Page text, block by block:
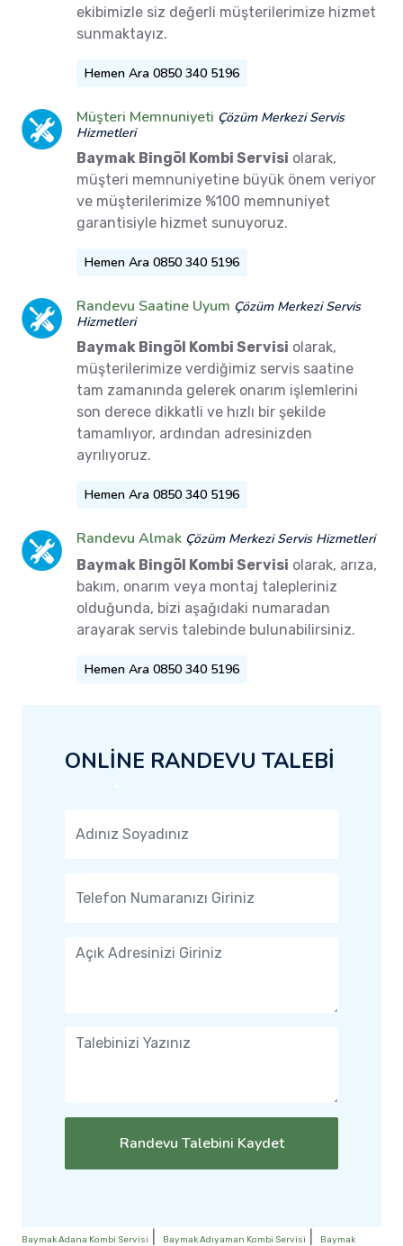
ekibimizle siz değerli müşterilerimize hizmet
sunmaktayız.
Hemen Ara 0850 340 5196
Müşteri Memnuniyeti Çözüm Merkezi Servis
Hizmetleri
Baymak Bingöl Kombi Servisi olarak,
müşteri memnuniyetine büyük önem veriyor
ve müşterilerimize %100 memnuniyet
garantisiyle hizmet sunuyoruz.
Hemen Ara 0850 340 5196
Randevu Saatine Uyum Çözüm Merkezi Servis
Hizmetleri
Baymak Bingöl Kombi Servisi olarak,
müşterilerimize verdiğimiz servis saatine
tam zamanında gelerek onarım işlemlerini
son derece dikkatli ve hızlı bir şekilde
tamamlıyor, ardından adresinizden
ayrılıyoruz.
Hemen Ara 0850 340 5196
Randevu Almak Çözüm Merkezi Servis Hizmetleri
Baymak Bingöl Kombi Servisi olarak, arıza,
bakım, onarım veya montaj talepleriniz
olduğunda, bizi aşağıdaki numaradan
arayarak servis talebinde bulunabilirsiniz.
Hemen Ara 0850 340 5196
ONLİNE RANDEVU TALEBİ
Randevu Talebini Kaydet
Baymak Adana Kombi Servisi Baymak Adıyaman Kombi Servisi
Baymak